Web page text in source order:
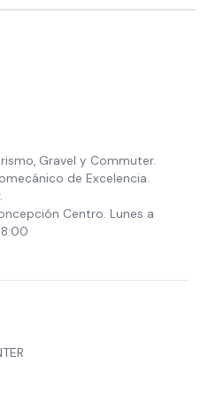
Gravel y Commuter.
de Excelencia.
Centro. Lunes a